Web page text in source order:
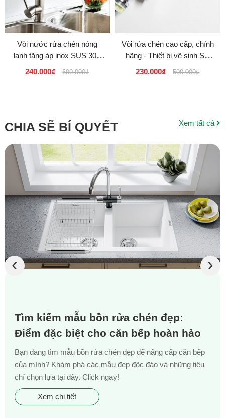
Vòi nước rửa chén nóng
lạnh tăng áp inox SUS 304
EL-T012 giá rẻ tại tphcm
240.000₫ 600.000₫
Vòi rửa chén cao cấp, chính
hãng - Thiết bị vệ sinh Sài
Gòn
230.000₫ 500.000₫
CHIA SẼ BÍ QUYẾT Xem tất cả
Tìm kiếm mẫu bồn rửa chén đẹp:
Điểm đặc biệt cho căn bếp hoàn hảo
Bạn đang tìm mẫu bồn rửa chén đẹp để nâng cấp căn bếp
của mình? Khám phá các mẫu đẹp độc đáo và những tiêu
chí chọn lựa tại đây. Click ngay!
Xem chi tiết
‹ ›